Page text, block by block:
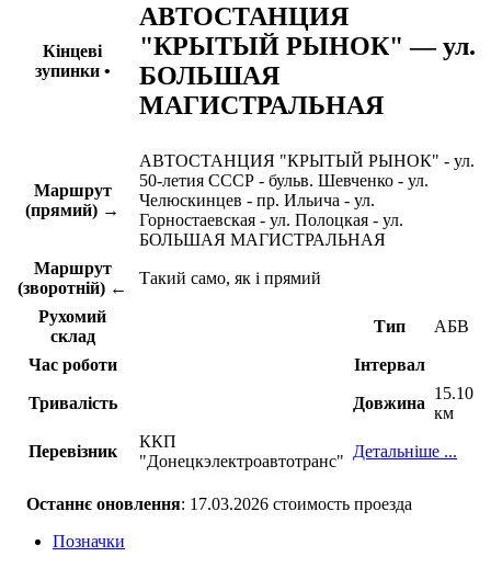
Кінцеві
зупинки •
АВТОСТАНЦИЯ
"КРЫТЫЙ РЫНОК" — ул.
БОЛЬШАЯ
МАГИСТРАЛЬНАЯ
Маршрут
(прямий) →
АВТОСТАНЦИЯ "КРЫТЫЙ РЫНОК" - ул.
50-летия СССР - бульв. Шевченко - ул.
Челюскинцев - пр. Ильича - ул.
Горностаевская - ул. Полоцкая - ул.
БОЛЬШАЯ МАГИСТРАЛЬНАЯ
Маршрут
(зворотній) ←
Такий само, як і прямий
Рухомий
склад
Тип АБВ
Час роботи Інтервал
Тривалість Довжина
15.10
км
Перевізник
ККП
"Донецкэлектроавтотранс"
Детальніше ...
Останнє оновлення: 17.03.2026 стоимость проезда
Позначки